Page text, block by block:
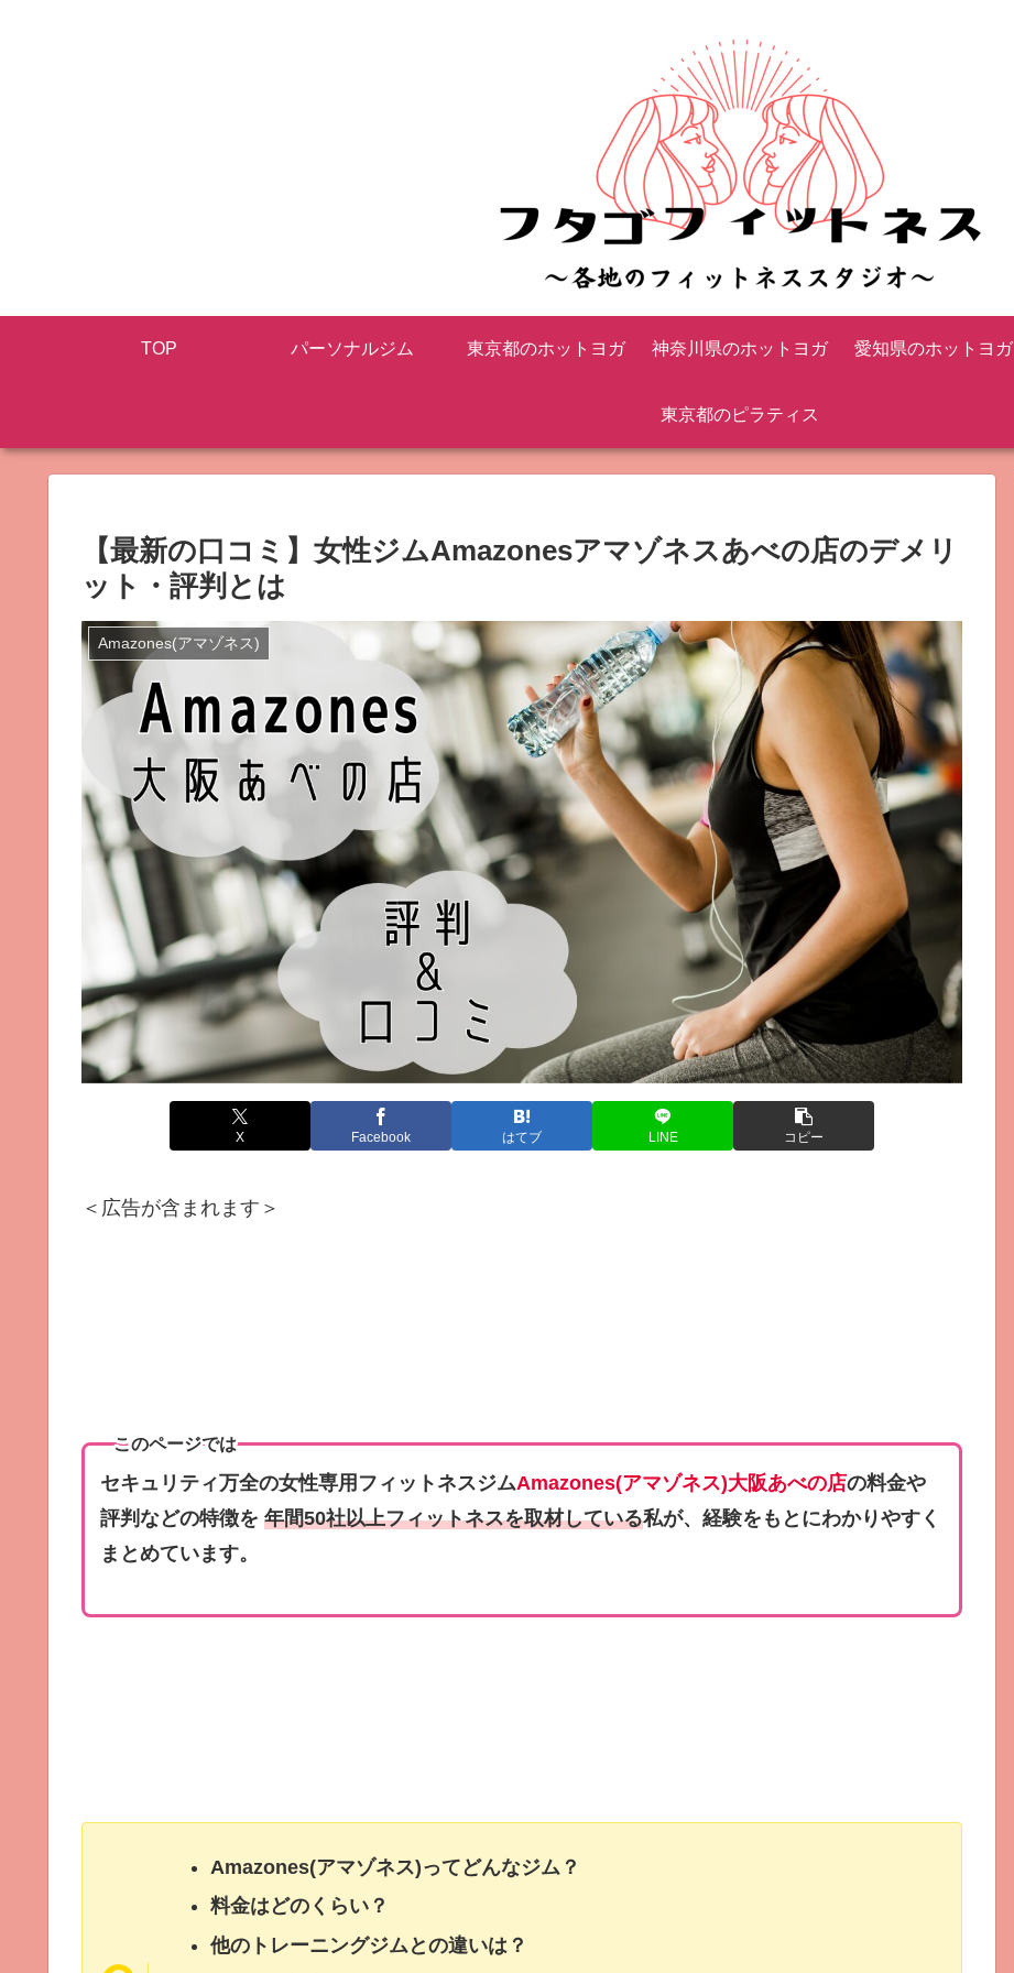
TOP パーソナルジム 東京都のホットヨガ 神奈川県のホットヨガ 愛知県のホットヨガ
東京都のピラティス
【最新の口コミ】女性ジムAmazonesアマゾネスあべの店のデメリ
ット・評判とは
Amazones(アマゾネス)
X Facebook はてブ LINE コピー
＜広告が含まれます＞
このページでは
セキュリティ万全の女性専用フィットネスジムAmazones(アマゾネス)大阪あべの店の料金や
評判などの特徴を年間50社以上フィットネスを取材している私が、経験をもとにわかりやすく
まとめています。
Amazones(アマゾネス)ってどんなジム？
料金はどのくらい？
他のトレーニングジムとの違いは？